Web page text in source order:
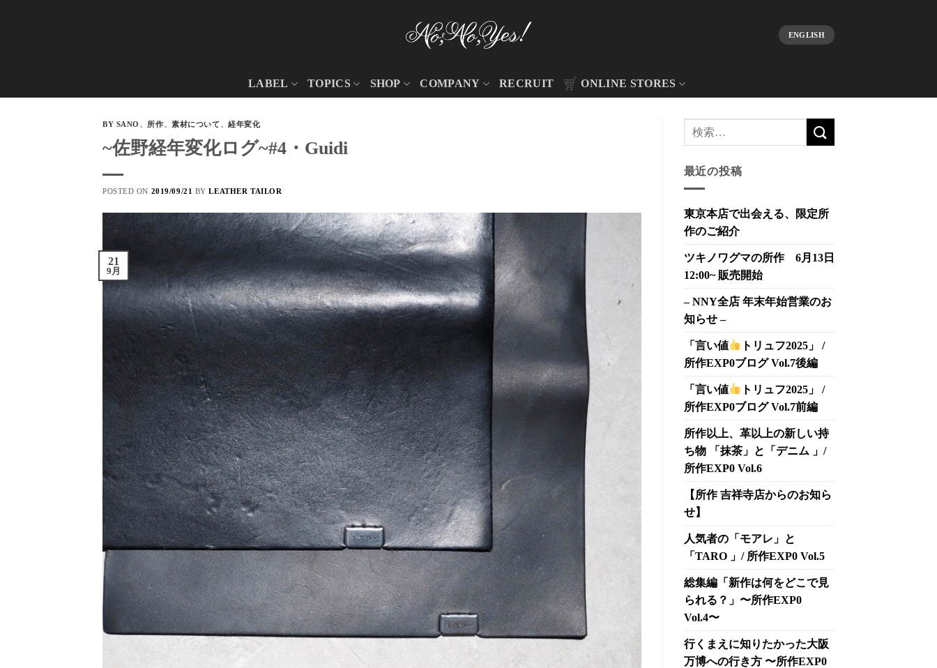
ENGLISH
LABEL TOPICS SHOP COMPANY RECRUIT ONLINE STORES
BY SANO 、 所作、素材について 、経年変化
~佐野経年変化ログ~#4・Guidi
POSTED ON 2019/09/21 BYLEATHER TAILOR
21
9月
最近の投稿
東京本店で出会える、限定所
作のご紹介
ツキノワグマの所作 6月13日
12:00~ 販売開始
– NNY全店 年末年始営業のお
知らせ –
「言い値
トリュフ2025」 /
所作EXP0ブログ Vol.7後編
「言い値
トリュフ2025」 /
所作EXP0ブログ Vol.7前編
所作以上、革以上の新しい持
ち物 「抹茶」と「デニム 」/
所作EXP0 Vol.6
【所作 吉祥寺店からのお知ら
せ】
人気者の「モアレ」と
「TARO 」/ 所作EXP0 Vol.5
総集編「新作は何をどこで見
られる？」〜所作EXP0
Vol.4〜
行くまえに知りたかった大阪
万博への行き方 〜所作EXP0